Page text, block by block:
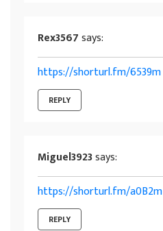
Rex3567says:
https://shorturl.fm/6539m
REPLY
Miguel3923says:
https://shorturl.fm/a0B2m
REPLY